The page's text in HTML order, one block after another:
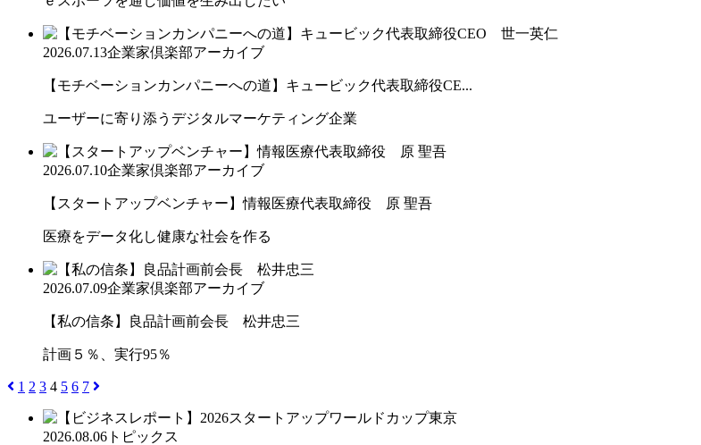
2026.07.13企業家倶楽部アーカイブ
【モチベーションカンパニーへの道】キュービック代表取締役CE...
ユーザーに寄り添うデジタルマーケティング企業
2026.07.10企業家倶楽部アーカイブ
【スタートアップベンチャー】情報医療代表取締役 原 聖吾
医療をデータ化し健康な社会を作る
2026.07.09企業家倶楽部アーカイブ
【私の信条】良品計画前会長 松井忠三
計画５％、実行95％
1 2 3 4 5 6 7
2026.08.06 トピックス